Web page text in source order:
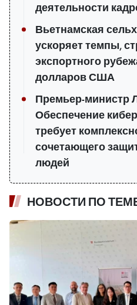
деятельности
Вьетнамская
ускоряет темпы,
экспортного
долларов США
Премьер-министр
Обеспечение
требует
сочетающего
людей
НОВОСТИ ПО